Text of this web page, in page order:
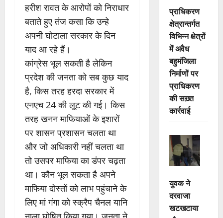
हरीश रावत के आरोपों को निराधार
बताते हुए तंज कसा कि उन्हे
अपनी घोटाला सरकार के दिन
याद आ रहे हैं।
कांग्रेस भूल सकती है लेकिन
प्रदेश की जनता को सब कुछ याद
है, किस तरह हरदा सरकार में
एनएच 24 की लूट की गई। किस
तरह खनन माफियाओं के इशारों
पर शासन प्रशासन चलता था
और जो अधिकारी नहीं चलता था
तो उसपर माफिया का डंपर चढ़ता
था। कौन भूल सकता है अपने
माफिया दोस्तों को लाभ पहुंचाने के
लिए मां गंगा को स्क्रैप चैनल यानि
प्राधिकरण
क्षेत्रान्तर्गत
विभिन्न क्षेत्रों
में अवैध
बहुमंजिला
निर्माणों पर
प्राधिकरण
की सख़्त
कार्रवाई
युवक ने
दरवाजा
खटखटाया